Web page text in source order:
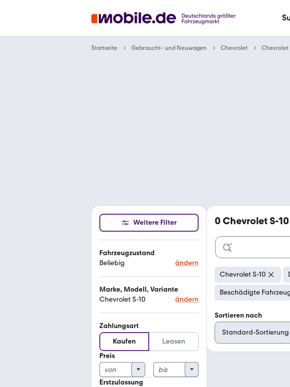
Startseite Gebraucht- und Neuwagen Chevrolet Chevrolet
Weitere Filter
Fahrzeugzustand
Beliebig
ändern
Marke, Modell, Variante
Chevrolet S-10
ändern
Zahlungsart
Kaufen
Leasen
Preis
Erstzulassung
0 Chevrolet S-
Chevrolet S-10
Beschädigte
Sortieren nach